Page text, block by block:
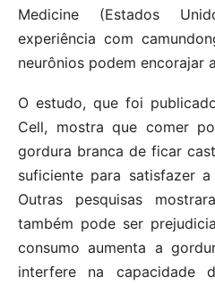
Medicine (Estados
experiência com
neurônios podem encorajar
O estudo, que foi
Cell, mostra que comer
gordura branca de ficar
suficiente para satisfazer
Outras pesquisas
também pode ser
consumo aumenta a
interfere na capacidade